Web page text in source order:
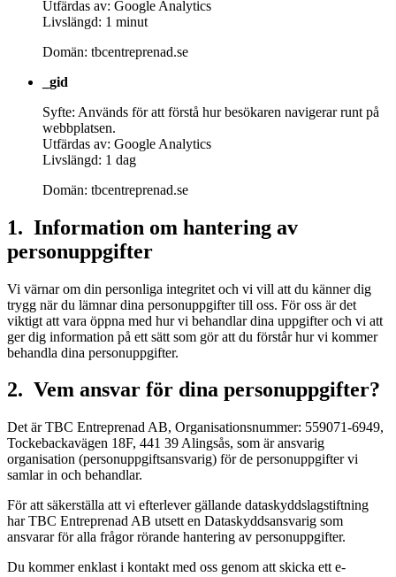
Utfärdas av: Google Analytics
Livslängd: 1 minut
Domän: tbcentreprenad.se
_gid
Syfte: Används för att förstå hur besökaren navigerar runt på
webbplatsen.
Utfärdas av: Google Analytics
Livslängd: 1 dag
Domän: tbcentreprenad.se
1. Information om hantering av
personuppgifter
Vi värnar om din personliga integritet och vi vill att du känner dig
trygg när du lämnar dina personuppgifter till oss. För oss är det
viktigt att vara öppna med hur vi behandlar dina uppgifter och vi att
ger dig information på ett sätt som gör att du förstår hur vi kommer
behandla dina personuppgifter.
2. Vem ansvar för dina personuppgifter?
Det är TBC Entreprenad AB, Organisationsnummer: 559071-6949,
Tockebackavägen 18F, 441 39 Alingsås, som är ansvarig
organisation (personuppgiftsansvarig) för de personuppgifter vi
samlar in och behandlar.
För att säkerställa att vi efterlever gällande dataskyddslagstiftning
har TBC Entreprenad AB utsett en Dataskyddsansvarig som
ansvarar för alla frågor rörande hantering av personuppgifter.
Du kommer enklast i kontakt med oss genom att skicka ett e-